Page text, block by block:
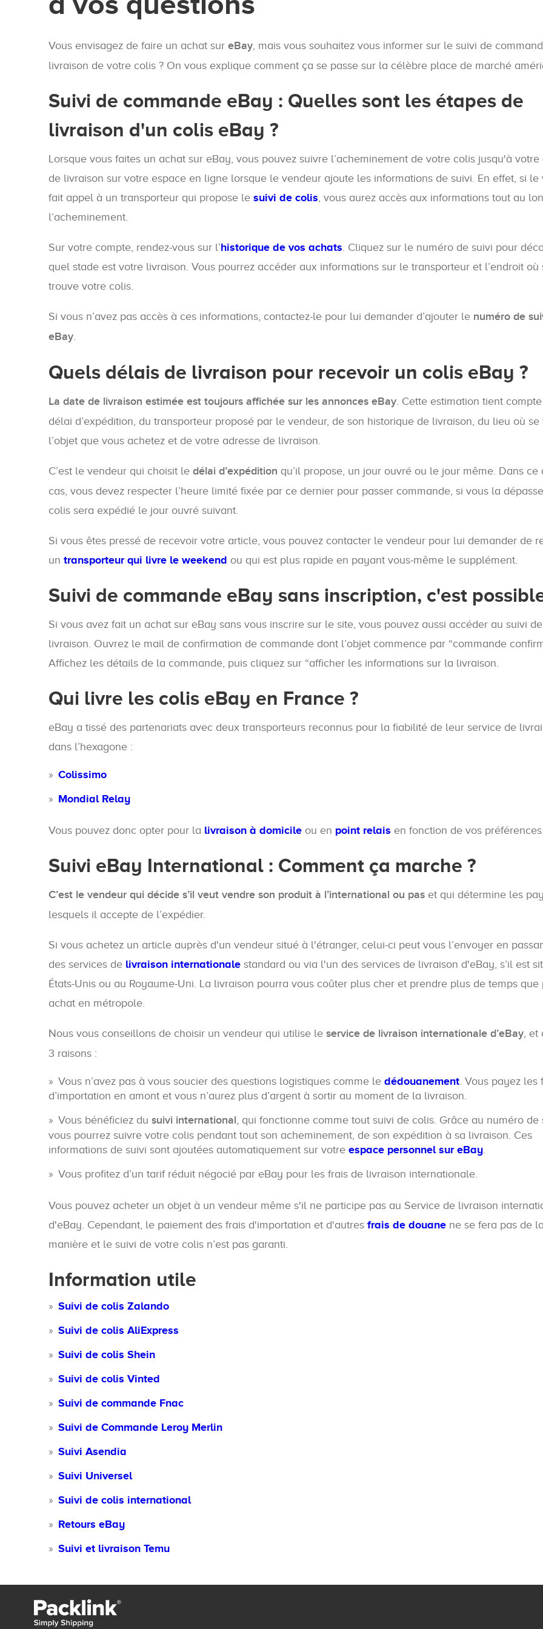
Vous envisagez de faire un achat sur eBay , mais vous souhaitez vous informer sur le suivi de
livraison de votre colis ? On vous explique comment ça se passe sur la célèbre place de marché
Suivi de commande eBay : Quelles sont les étapes de
livraison d'un colis eBay ?
Lorsque vous faites un achat sur eBay, vous pouvez suivre l’acheminement de votre colis jusqu'à votre
de livraison sur votre espace en ligne lorsque le vendeur ajoute les informations de suivi. En effet, si le
fait appel à un transporteur qui propose le suivi de colis , vous aurez accès aux informations tout au
l’acheminement.
Sur votre compte, rendez-vous sur l’historique de vos achats . Cliquez sur le numéro de suivi pour
quel stade est votre livraison. Vous pourrez accéder aux informations sur le transporteur et l’endroit où
trouve votre colis.
Si vous n’avez pas accès à ces informations, contactez-le pour lui demander d’ajouter le numéro de
eBay
Quels délais de livraison pour recevoir un colis eBay ?
La date de livraison estimée est toujours affichée sur les annonces eBay . Cette estimation tient
délai d’expédition, du transporteur proposé par le vendeur, de son historique de livraison, du lieu où se
l’objet que vous achetez et de votre adresse de livraison.
C’est le vendeur qui choisit le délai d’expédition qu’il propose, un jour ouvré ou le jour même. Dans ce
cas, vous devez respecter l’heure limité fixée par ce dernier pour passer commande, si vous la
colis sera expédié le jour ouvré suivant.
Si vous êtes pressé de recevoir votre article, vous pouvez contacter le vendeur pour lui demander de
un transporteur qui livre le weekend ou qui est plus rapide en payant vous-même le supplément.
Suivi de commande eBay sans inscription, c'est
Si vous avez fait un achat sur eBay sans vous inscrire sur le site, vous pouvez aussi accéder au suivi de
livraison. Ouvrez le mail de confirmation de commande dont l’objet commence par “commande
Affichez les détails de la commande, puis cliquez sur “afficher les informations sur la livraison.
Qui livre les colis eBay en France ?
eBay a tissé des partenariats avec deux transporteurs reconnus pour la fiabilité de leur service de
dans l’hexagone :
Colissimo
Mondial Relay
Vous pouvez donc opter pour la livraison à domicile ou en point relais en fonction de vos préférences.
Suivi eBay International : Comment ça marche ?
C’est le vendeur qui décide s’il veut vendre son produit à l’international ou pas et qui détermine les
lesquels il accepte de l’expédier.
Si vous achetez un article auprès d'un vendeur situé à l'étranger, celui-ci peut vous l’envoyer en
des services de livraison internationale standard ou via l'un des services de livraison d'eBay, s’il est
États-Unis ou au Royaume-Uni. La livraison pourra vous coûter plus cher et prendre plus de temps que
achat en métropole.
Nous vous conseillons de choisir un vendeur qui utilise le service de livraison internationale d’eBay ,
3 raisons :
Vous n’avez pas à vous soucier des questions logistiques comme le dédouanement . Vous payez les
d’importation en amont et vous n’aurez plus d’argent à sortir au moment de la livraison.
Vous bénéficiez du suivi international , qui fonctionne comme tout suivi de colis. Grâce au numéro de
vous pourrez suivre votre colis pendant tout son acheminement, de son expédition à sa livraison. Ces
informations de suivi sont ajoutées automatiquement sur votre espace personnel sur eBay
Vous profitez d’un tarif réduit négocié par eBay pour les frais de livraison internationale.
Vous pouvez acheter un objet à un vendeur même s'il ne participe pas au Service de livraison
d'eBay. Cependant, le paiement des frais d'importation et d'autres frais de douane ne se fera pas de
manière et le suivi de votre colis n’est pas garanti.
Information utile
Suivi de colis Zalando
Suivi de colis AliExpress
Suivi de colis Shein
Suivi de colis Vinted
Suivi de commande Fnac
Suivi de Commande Leroy Merlin
Suivi Asendia
Suivi Universel
Suivi de colis international
Retours eBay
Suivi et livraison Temu